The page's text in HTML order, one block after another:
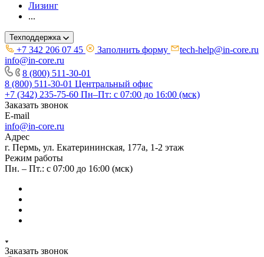
Лизинг
...
Техподдержка
+7 342 206 07 45 Заполнить форму
tech-help@in-core.ru
info@in-core.ru
8 (800) 511-30-01
8 (800) 511-30-01 Центральный офис
+7 (342) 235-75-60 Пн–Пт: с 07:00 до 16:00 (мск)
Заказать звонок
E-mail
info@in-core.ru
Адрес
г. Пермь, ул. ​Екатерининская, 177а, ​1-2 этаж
Режим работы
Пн. – Пт.: с 07:00 до 16:00 (мск)
Заказать звонок